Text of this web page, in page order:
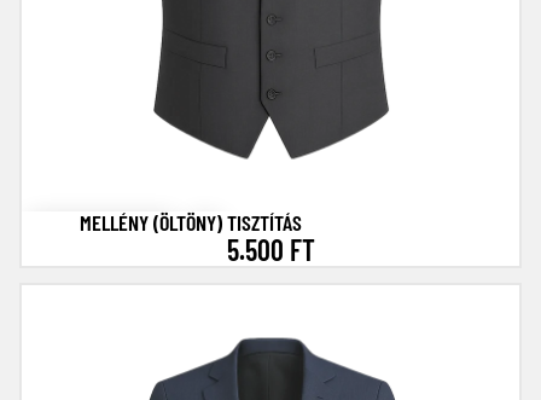
MELLÉNY (ÖLTÖNY) TISZTÍTÁS
5.500 FT